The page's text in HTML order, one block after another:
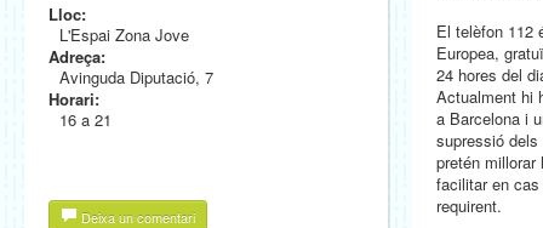
Lloc:
L'Espai Zona Jove
Adreça:
Avinguda Diputació, 7
Horari:
16 a 21
Deixa un comentari
El telèfon 112
Europea,
24 hores del
Actualment hi
a Barcelona i
supressió
pretén millorar
facilitar en
requirent.